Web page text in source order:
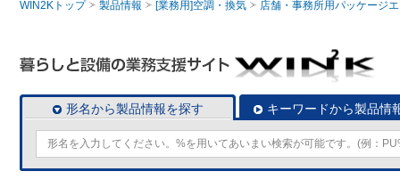
WIN2Kトップ 製品情報 [業務用]空調・換気 店舗・事務所用パッケージ
形名から製品情報を探す キーワードから製品情